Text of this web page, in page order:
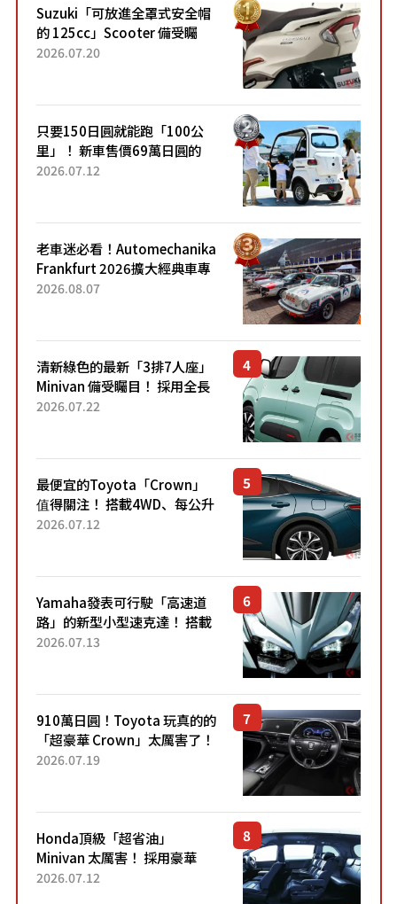
Suzuki「可放進全罩式安全帽
的 125cc」Scooter 備受矚
目！採用全新流線設計與各項
2026.07.20
只要150日圓就能跑「100公
里」！ 新車售價69萬日圓的
「3人座」Trike大受歡迎！ 順
2026.07.12
老車迷必看！Automechanika
Frankfurt 2026擴大經典車專
區 1954年珍稀古董車現場修復
2026.08.07
清新綠色的最新「3排7人座」
Minivan 備受矚目！ 採用全長
4.7公尺剛剛好的車身尺寸與
2026.07.22
最便宜的Toyota「Crown」
值得關注！ 搭載4WD、每公升
22.4公里低油耗表現超亮眼！
2026.07.12
Yamaha發表可行駛「高速道
路」的新型小型速克達！ 搭載
能享受超強勁「渦輪感」的動
2026.07.13
910萬日圓！Toyota 玩真的的
「超豪華 Crown」太厲害了！
採用由「匠人技藝」打造的
2026.07.19
Honda頂級「超省油」
Minivan 太厲害！ 採用豪華
「真皮座椅」與專屬「黑色內
2026.07.12